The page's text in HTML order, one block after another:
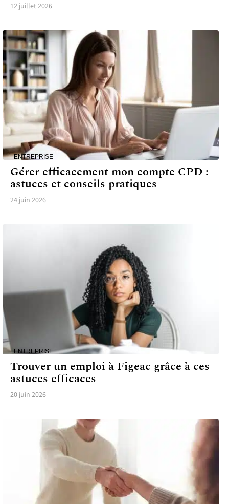
12 juillet 2026
ENTREPRISE
Gérer efficacement mon compte CPD :
astuces et conseils pratiques
24 juin 2026
ENTREPRISE
Trouver un emploi à Figeac grâce à ces
astuces efficaces
20 juin 2026